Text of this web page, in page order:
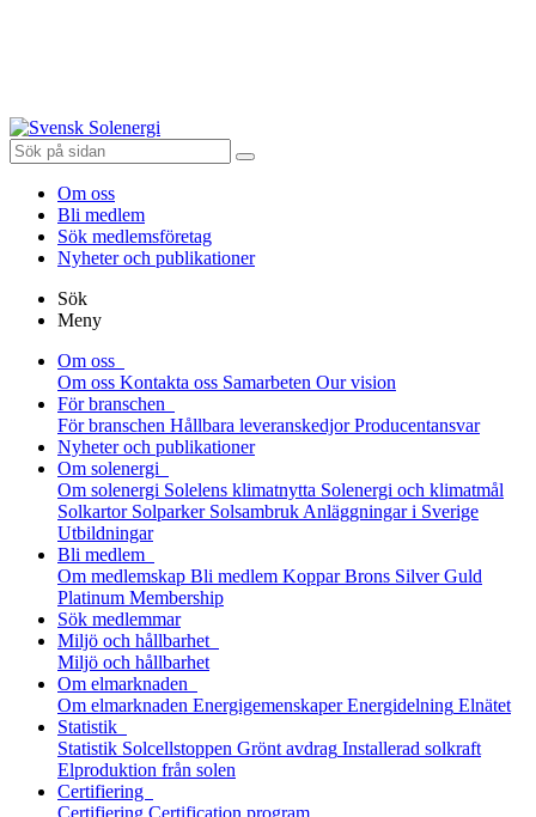
Om oss
Bli medlem
Sök medlemsföretag
Nyheter och publikationer
Sök
Meny
Om oss
Om oss Kontakta oss Samarbeten Our vision
För branschen
För branschen Hållbara leveranskedjor Producentansvar
Nyheter och publikationer
Om solenergi
Om solenergi Solelens klimatnytta Solenergi och klimatmål
Solkartor Solparker Solsambruk Anläggningar i Sverige
Utbildningar
Bli medlem
Om medlemskap Bli medlem Koppar Brons Silver Guld
Platinum Membership
Sök medlemmar
Miljö och hållbarhet
Miljö och hållbarhet
Om elmarknaden
Om elmarknaden Energigemenskaper Energidelning Elnätet
Statistik
Statistik Solcellstoppen Grönt avdrag Installerad solkraft
Elproduktion från solen
Certifiering
Certifiering Certification program